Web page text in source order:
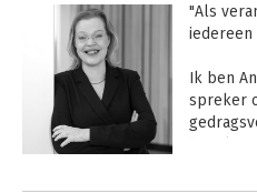
"Als
iedereen
Ik ben
spreker
over